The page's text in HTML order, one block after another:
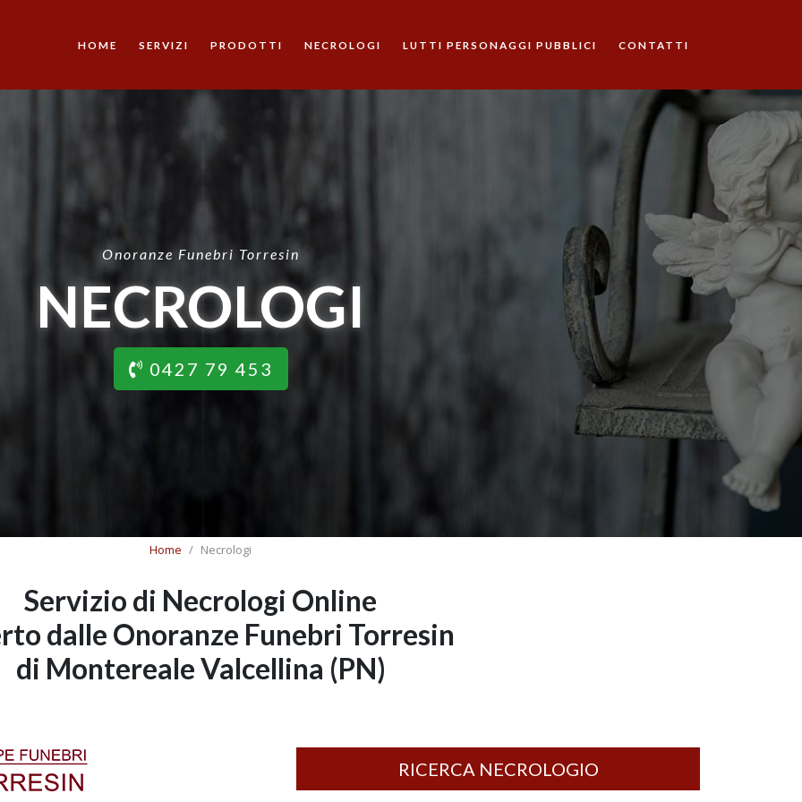
HOME SERVIZI PRODOTTI NECROLOGI LUTTI PERSONAGGI PUBBLICI CONTATTI
Onoranze Funebri Torresin
NECROLOGI
0427 79 453
Home Necrologi
Servizio di Necrologi Online
dalle Onoranze Funebri Torresin
di Montereale Valcellina (PN)
RICERCA NECROLOGIO